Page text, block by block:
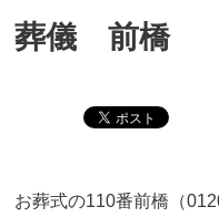
葬儀 前橋
お葬式の110番前橋（